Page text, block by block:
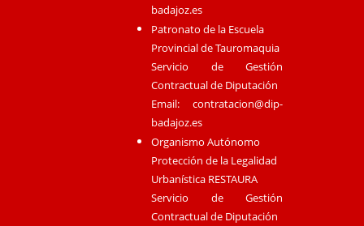
badajoz.es
Patronato de la Escuela
Provincial de Tauromaquia
Servicio de Gestión
Contractual de Diputación
Email:contratacion@dip-
badajoz.es
Organismo Autónomo
Protección de la Legalidad
Urbanística RESTAURA
Servicio de Gestión
Contractual de Diputación